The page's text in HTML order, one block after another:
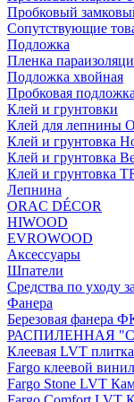
Пробковый
Сопутствующие
Подложка
Пленка
Подложка хвойная
Пробковая
Клей и грунтовки
Клей для лепнины
Клей и грунтовка
Клей и грунтовка
Клей и грунтовка
Лепнина
ORAC DÉCOR
HIWOOD
EVROWOOD
Аксессуары
Шпатели
Средства по уходу
Фанера
Березовая
РАСПИЛЕННАЯ
Клеевая LVT плитка
Fargo клеевой винил
Fargo Stone LVT